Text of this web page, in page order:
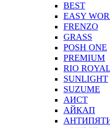
BEST
EASY
FRENZO
GRASS
POSH ONE
PREMIUM
RIO ROYAL
SUNLIGHT
SUZUME
АИСТ
АЙКАП